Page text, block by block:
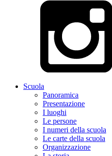
Scuola
Panoramica
Presentazione
I luoghi
Le persone
I numeri della scuola
Le carte della scuola
Organizzazione